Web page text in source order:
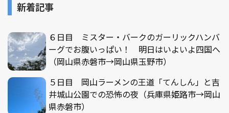
新着記事
６日目 ミスター・バークのガーリックハンバ
ーグでお腹いっぱい！ 明日はいよいよ四国へ
（岡山県赤磐市→岡山県玉野市）
５日目 岡山ラーメンの王道「てんしん」と吉
井城山公園での恐怖の夜（兵庫県姫路市→岡山
県赤磐市）